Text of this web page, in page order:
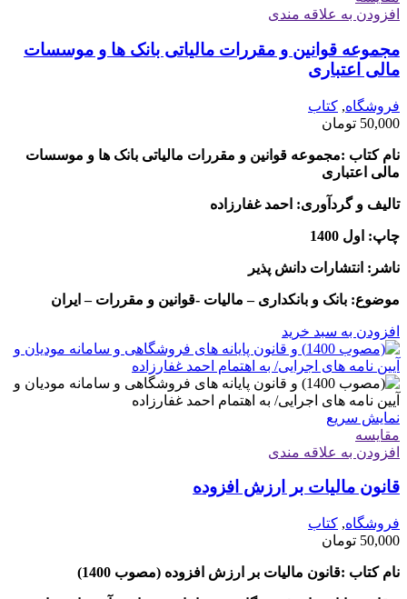
افزودن به علاقه مندی
مجموعه قوانین و مقررات مالیاتی بانک ها و موسسات
مالی اعتباری
فروشگاه, کتاب
50,000 تومان
نام کتاب :مجموعه قوانین و مقررات مالیاتی بانک ها و موسسات
مالی اعتباری
تالیف و گردآوری: احمد غفارزاده
چاپ: اول 1400
ناشر: انتشارات دانش پذیر
موضوع: بانک و بانکداری – مالیات -قوانین و مقررات – ایران
افزودن به سبد خرید
نمایش سریع
مقايسه
افزودن به علاقه مندی
قانون مالیات بر ارزش افزوده
فروشگاه, کتاب
50,000 تومان
نام کتاب :قانون مالیات بر ارزش افزوده (مصوب 1400)